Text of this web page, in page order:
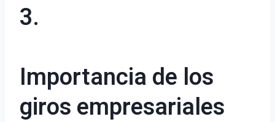
3.
Importancia de los
giros empresariales